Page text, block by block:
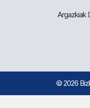
Argazkiak
© 2026